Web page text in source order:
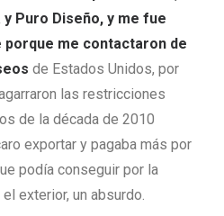
Puro Diseño, y me fue
porque me contactaron de
de Estados Unidos, por
las restricciones
de la década de 2010
exportar y pagaba más por
podía conseguir por la
exterior, un absurdo.